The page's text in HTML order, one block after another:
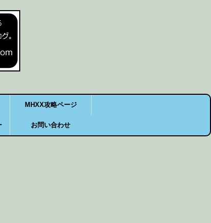
MHXX攻略ページ
お問い合わせ